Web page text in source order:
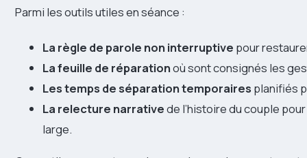
Parmi les outils utiles en séance :
La règle de parole non interruptive pour
La feuille de réparationoù sont consignés les
Les temps de séparation temporaires planifiés
La relecture narrativede l’histoire du couple
large.